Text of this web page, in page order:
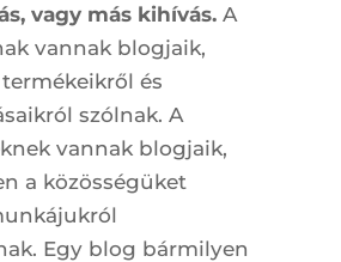
vagy más kihívás.A
vannak blogjaik,
és
szólnak. A
vannak blogjaik,
a közösségüket
Egy blog bármilyen